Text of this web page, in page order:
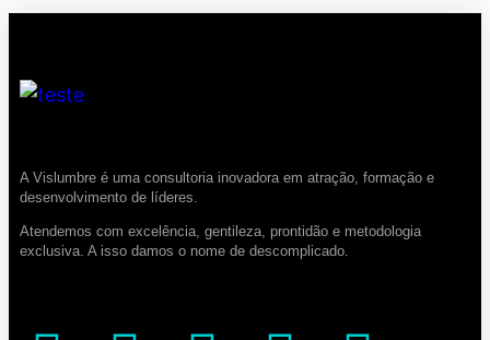
A Vislumbre é uma consultoria inovadora em atração, formação e
desenvolvimento de líderes.
Atendemos com excelência, gentileza, prontidão e metodologia
exclusiva. A isso damos o nome de descomplicado.